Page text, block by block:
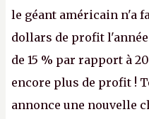
le géant américain n'a
dollars de profit
de 15 % par rapport à
encore plus de profit !
annonce une nouvelle